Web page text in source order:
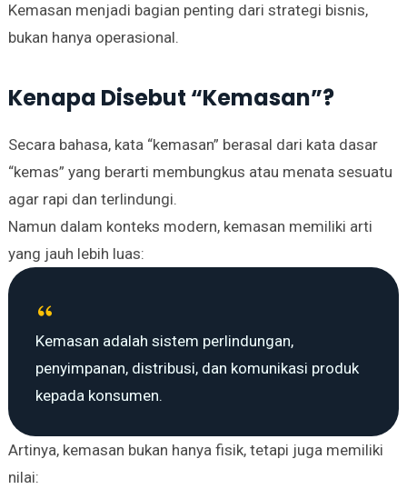
Kemasan menjadi bagian penting dari strategi bisnis,
bukan hanya operasional.
Kenapa Disebut “Kemasan”?
Secara bahasa, kata “kemasan” berasal dari kata dasar
“kemas” yang berarti membungkus atau menata sesuatu
agar rapi dan terlindungi.
Namun dalam konteks modern, kemasan memiliki arti
yang jauh lebih luas:
Kemasan adalah sistem perlindungan,
penyimpanan, distribusi, dan komunikasi produk
kepada konsumen.
Artinya, kemasan bukan hanya fisik, tetapi juga memiliki
nilai: